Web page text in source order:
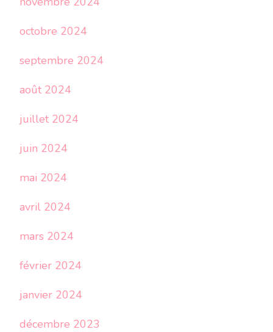
octobre 2024
septembre 2024
août 2024
juillet 2024
juin 2024
mai 2024
avril 2024
mars 2024
février 2024
janvier 2024
décembre 2023